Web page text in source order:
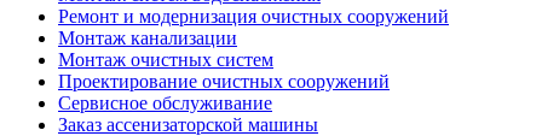
Ремонт и модернизация очистных сооружений
Монтаж канализации
Монтаж очистных систем
Проектирование очистных сооружений
Сервисное обслуживание
Заказ ассенизаторской машины